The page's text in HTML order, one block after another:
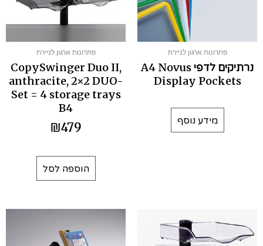
פתרונות ארגון לניירת
נרתיקים לדפי A4 Novus
Display Pockets
מידע נוסף
פתרונות ארגון לניירת
CopySwinger Duo II,
anthracite, 2×2 DUO-
Set = 4 storage trays
B4
₪479
הוספה לסל